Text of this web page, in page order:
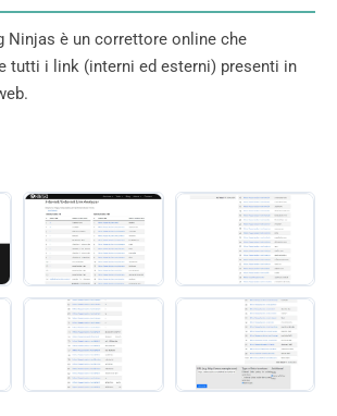
Ninjas è un correttore online che
tutti i link (interni ed esterni) presenti in